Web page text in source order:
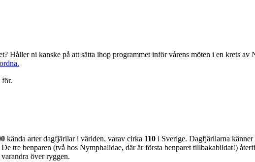
ni kanske på att sätta ihop programmet inför vårens möten i en krets av
för.
kända arter dagfjärilar i världen, varav cirka 110 i Sverige. Dagfjärilarna
tre benparen (två hos Nymphalidae, där är första benparet tillbakabildat!)
över ryggen.